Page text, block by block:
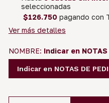
seleccionadas
$126.750 pagando con
Ver más detalles
NOMBRE: Indicar en NOTAS
Indicar en NOTAS DE